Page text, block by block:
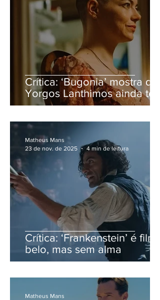
Crítica: ‘Bugonia’ mostra que
Yorgos Lanthimos ainda tem
muito a dizer
Crítica: ‘Frankenstein’ é filme
belo, mas sem alma
Matheus Mans
23 de nov. de 2025
4 min de leitura
Matheus Mans